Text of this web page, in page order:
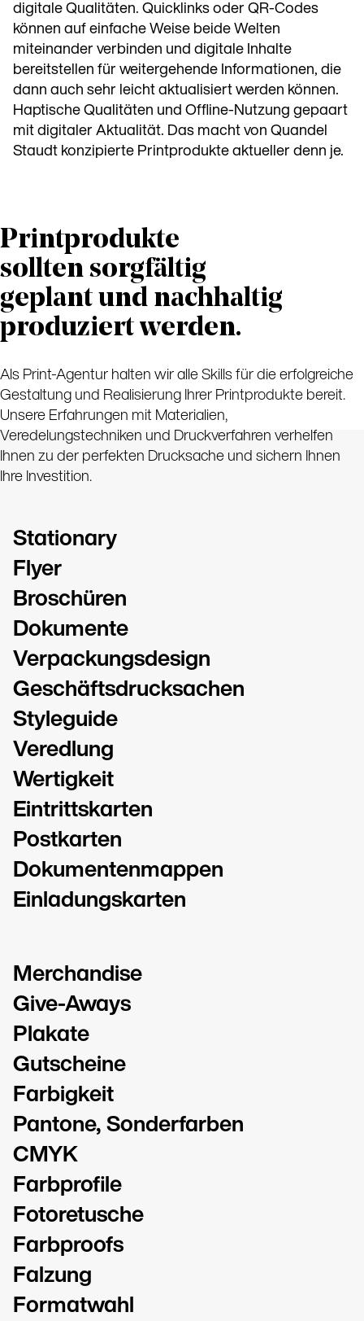
digitale Qualitäten. Quicklinks oder QR-Codes
können auf einfache Weise beide Welten
miteinander verbinden und digitale Inhalte
bereitstellen für weitergehende Informationen, die
dann auch sehr leicht aktualisiert werden können.
Haptische Qualitäten und Offline-Nutzung gepaart
mit digitaler Aktualität. Das macht von Quandel
Staudt konzipierte Printprodukte aktueller denn je.
Printprodukte
sollten sorgfältig
geplant und nachhaltig
produziert werden.
Als Print-Agentur halten wir alle Skills für die erfolgreiche
Gestaltung und Realisierung Ihrer Printprodukte bereit.
Unsere Erfahrungen mit Materialien,
Veredelungstechniken und Druckverfahren verhelfen
Ihnen zu der perfekten Drucksache und sichern Ihnen
Ihre Investition.
Stationary
Flyer
Broschüren
Dokumente
Verpackungsdesign
Geschäftsdrucksachen
Styleguide
Veredlung
Wertigkeit
Eintrittskarten
Postkarten
Dokumentenmappen
Einladungskarten
Merchandise
Give-Aways
Plakate
Gutscheine
Farbigkeit
Pantone, Sonderfarben
CMYK
Farbprofile
Fotoretusche
Farbproofs
Falzung
Formatwahl